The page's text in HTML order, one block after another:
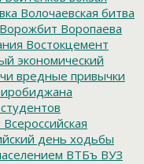
Волочаевская битва
Ворожбит Воропаева
Востокцемент
экономический
вредные привычки
Всероссийская
день ходьбы
ВТБъ ВУЗ